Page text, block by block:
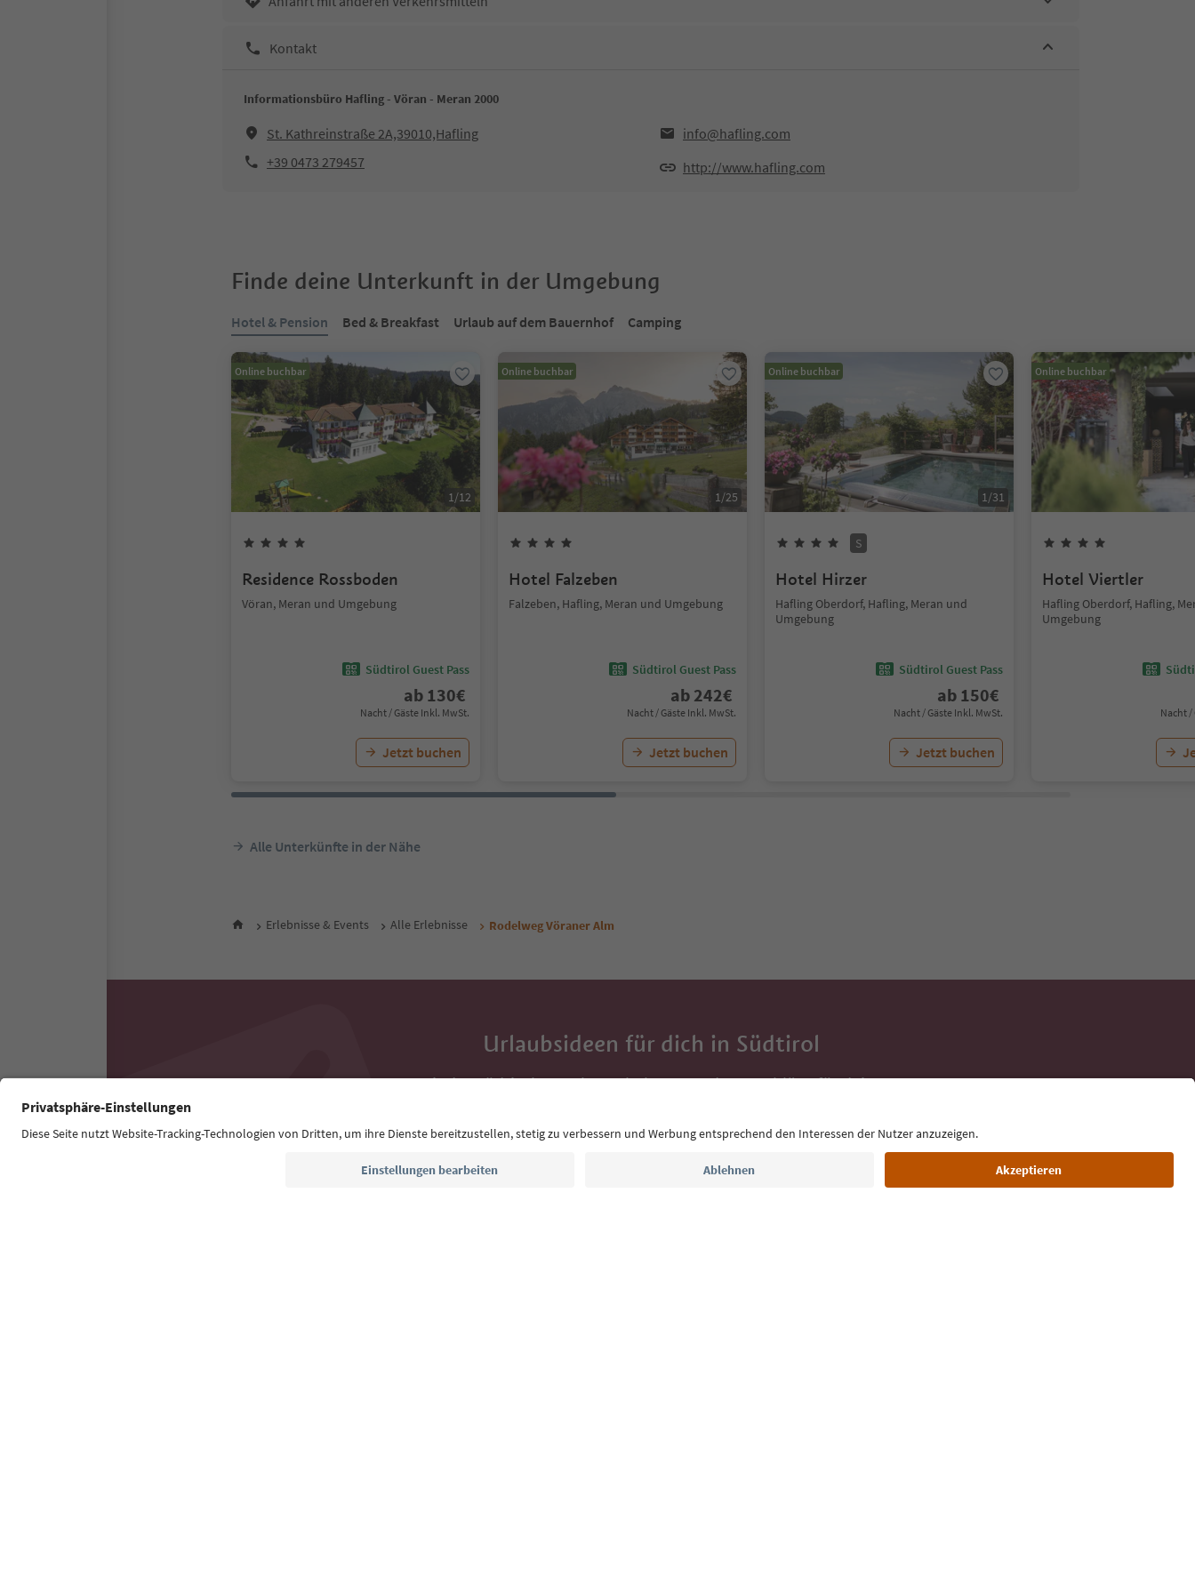
Kontakt
Informationsbüro Hafling - Vöran - Meran 2000
St. Kathreinstraße 2A,39010,Hafling
info@hafling.com
+39 0473 279457
http://www.hafling.com
Finde deine Unterkunft in der Umgebung
Hotel & Pension Bed & Breakfast Urlaub auf dem Bauernhof Camping
Online buchbar
1/12
Residence Rossboden
Vöran, Meran und Umgebung
Südtirol Guest Pass
ab 130€
Nacht / Gäste Inkl. MwSt.
Jetzt buchen
Online buchbar
1/25
Hotel Falzeben
Falzeben, Hafling, Meran und Umgebung
Südtirol Guest Pass
ab 242€
Nacht / Gäste Inkl. MwSt.
Jetzt buchen
Online buchbar
1/31
S
Hotel Hirzer
Hafling Oberdorf, Hafling, Meran und
Umgebung
Südtirol Guest Pass
ab 150€
Nacht / Gäste Inkl. MwSt.
Jetzt buchen
Online buchbar
Hotel Viertler
Hafling Oberdorf, Hafling,
Umgebung
Nacht /
Alle Unterkünfte in der Nähe
Erlebnisse & Events Alle Erlebnisse Rodelweg Vöraner Alm
Urlaubsideen für dich in Südtirol
Mit der Südtirol-Newsletter bekommst du Vorschläge für deine
Postfach.